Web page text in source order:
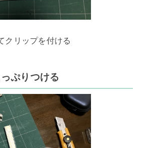
クリップを付ける
ぷりつける